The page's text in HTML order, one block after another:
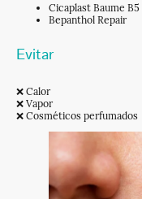
Cicaplast Baume B5
Bepanthol Repair
Evitar
❌ Calor
❌ Vapor
❌ Cosméticos perfumados